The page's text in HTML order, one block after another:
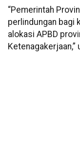
“Pemerintah
perlindungan bagi
alokasi APBD